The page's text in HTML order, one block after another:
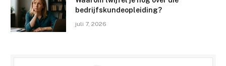
bedrijfskundeopleiding?
juli 7, 2026